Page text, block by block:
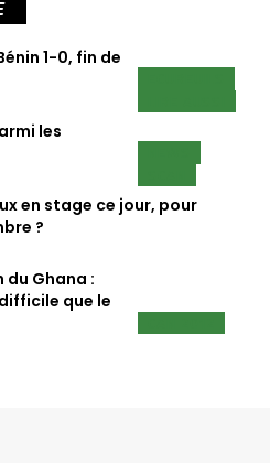
1-0, fin de
les
en stage ce jour, pour
?
Ghana :
que le